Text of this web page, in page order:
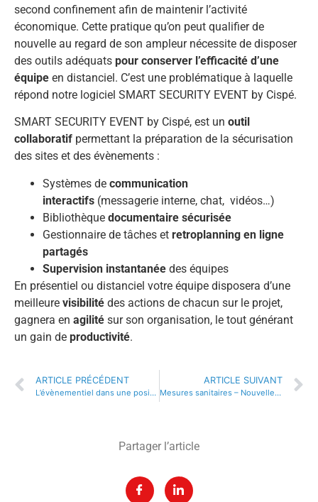
second confinement afin de maintenir l’activité
économique. Cette pratique qu’on peut qualifier de
nouvelle au regard de son ampleur nécessite de disposer
des outils adéquats pour conserver l’efficacité d’une
équipe en distanciel. C’est une problématique à laquelle
répond notre logiciel SMART SECURITY EVENT by Cispé.
SMART SECURITY EVENT by Cispé, est un outil
collaboratif permettant la préparation de la sécurisation
des sites et des évènements :
Systèmes de communication
interactifs (messagerie interne, chat, vidéos…)
Bibliothèque documentaire sécurisée
Gestionnaire de tâches et retroplanning en ligne
partagés
Supervision instantanée des équipes
En présentiel ou distanciel votre équipe disposera d’une
meilleure visibilité des actions de chacun sur le projet,
gagnera en agilité sur son organisation, le tout générant
un gain de productivité.
ARTICLE PRÉCÉDENT
L’évènementiel dans une position critique, penser l’après crise
ARTICLE SUIVANT
Mesures sanitaires – Nouvelle intervention de CISPE à l’ECOLE
Partager l’article